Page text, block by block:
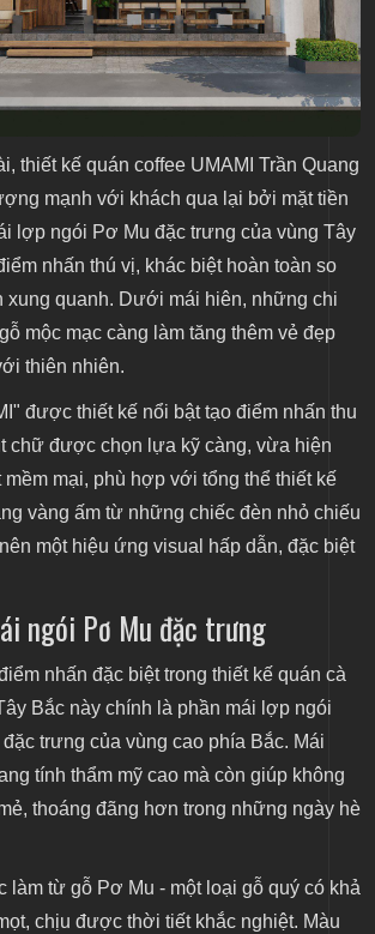
thiết kế quán coffee UMAMI Trần Quang
mạnh với khách qua lại bởi mặt tiền
lợp ngói Pơ Mu đặc trưng của vùng Tây
nhấn thú vị, khác biệt hoàn toàn so
xung quanh. Dưới mái hiên, những chi
mộc mạc càng làm tăng thêm vẻ đẹp
thiên nhiên.
được thiết kế nổi bật tạo điểm nhấn thu
chữ được chọn lựa kỹ càng, vừa hiện
mại, phù hợp với tổng thể thiết kế
vàng ấm từ những chiếc đèn nhỏ chiếu
một hiệu ứng visual hấp dẫn, đặc biệt
ngói Pơ Mu đặc trưng
nhấn đặc biệt trong thiết kế quán cà
Bắc này chính là phần mái lợp ngói
trưng của vùng cao phía Bắc. Mái
tính thẩm mỹ cao mà còn giúp không
thoáng đãng hơn trong những ngày hè
làm từ gỗ Pơ Mu - một loại gỗ quý có khả
chịu được thời tiết khắc nghiệt. Màu